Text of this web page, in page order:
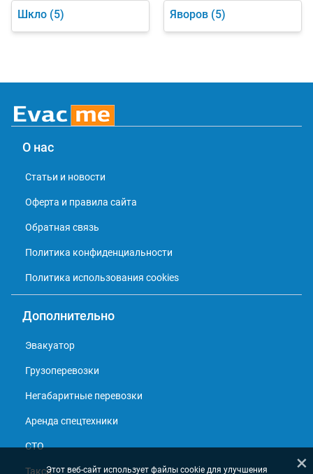
Шкло (5) Яворов (5)
О нас
Статьи и новости
Оферта и правила сайта
Обратная связь
Политика конфиденциальности
Политика использования cookies
Дополнительно
Эвакуатор
Грузоперевозки
Негабаритные перевозки
Аренда спецтехники
СТО
Такси ×
Этот веб-сайт использует файлы cookie для улучшения